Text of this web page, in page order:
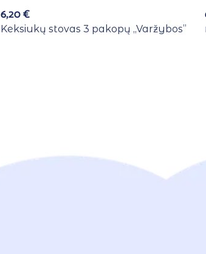
6,20€
Keksiukų stovas 3 pakopų ,,Varžybos”